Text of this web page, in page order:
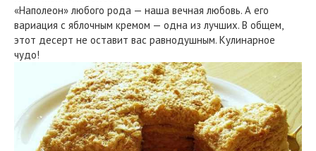
«Наполеон» любого рода — наша вечная любовь. А его
вариация с яблочным кремом — одна из лучших. В общем,
этот десерт не оставит вас равнодушным. Кулинарное
чудо!